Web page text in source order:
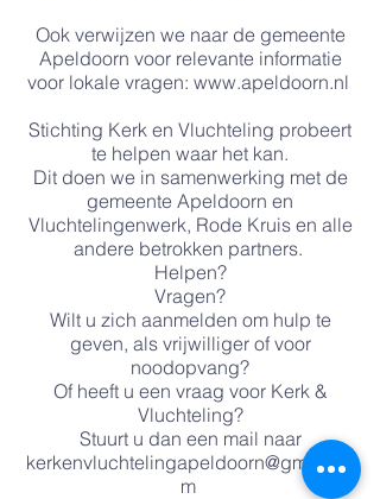
Ook verwijzen we naar de gemeente
Apeldoorn voor relevante informatie
voor lokale vragen: www.apeldoorn.nl
Stichting Kerk en Vluchteling probeert
te helpen waar het kan.
Dit doen we in samenwerking met de
gemeente Apeldoorn en
Vluchtelingenwerk, Rode Kruis en alle
andere betrokken partners.
Helpen?
Vragen?
Wilt u zich aanmelden om hulp te
geven, als vrijwilliger of voor
noodopvang?
Of heeft u een vraag voor Kerk &
Vluchteling?
Stuurt u dan een mail naar
kerkenvluchtelingapeldoorn@gmail.co
m